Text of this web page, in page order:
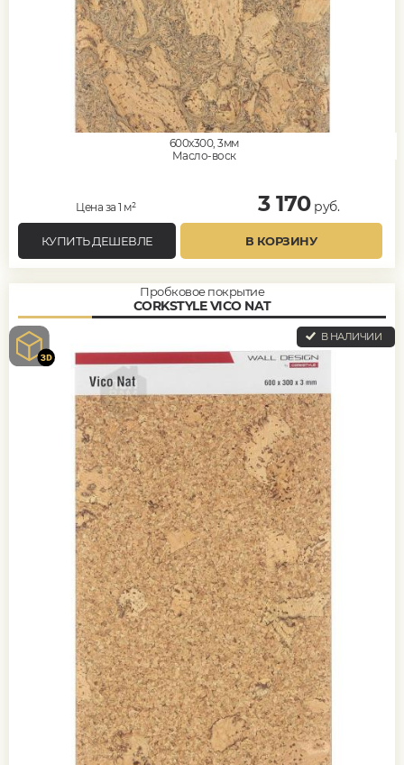
600x300, 3мм
Масло-воск
Цена за 1 м² 3 170руб.
КУПИТЬ ДЕШЕВЛЕ В КОРЗИНУ
Пробковое покрытие
CORKSTYLE VICO NAT
В НАЛИЧИИ